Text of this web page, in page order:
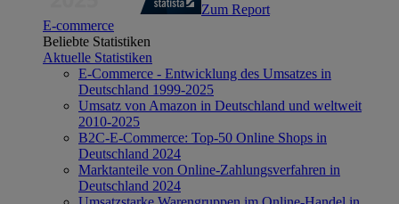
Zum Report
E-commerce
Beliebte Statistiken
Aktuelle Statistiken
E-Commerce - Entwicklung des Umsatzes in
Deutschland 1999-2025
Umsatz von Amazon in Deutschland und weltweit
2010-2025
B2C-E-Commerce: Top-50 Online Shops in
Deutschland 2024
Marktanteile von Online-Zahlungsverfahren in
Deutschland 2024